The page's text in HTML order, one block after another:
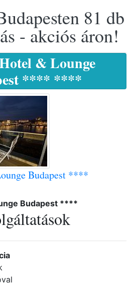
81 db
- akciós áron!
& Lounge
**** ****
Budapest ****
Budapest ****